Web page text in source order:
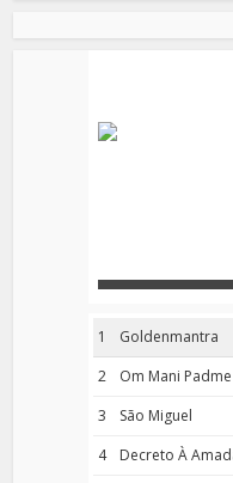
1
Goldenmantra
2
Om Mani
3
São Miguel
4
Decreto À